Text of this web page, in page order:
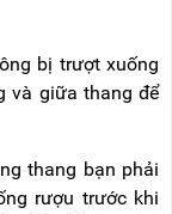
bị trượt xuống
và giữa thang để
thang bạn phải
rượu trước khi